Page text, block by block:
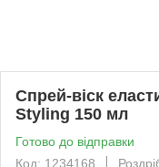
Спрей-віск
Styling 150 мл
Готово до відправки
Код: 1234168